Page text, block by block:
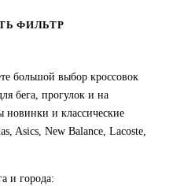
46
LACOSTE
ФИЛЬТР
большой выбор кроссовок
бега, прогулок и на
новинки и классические
Asics, New Balance, Lacoste,
и города: